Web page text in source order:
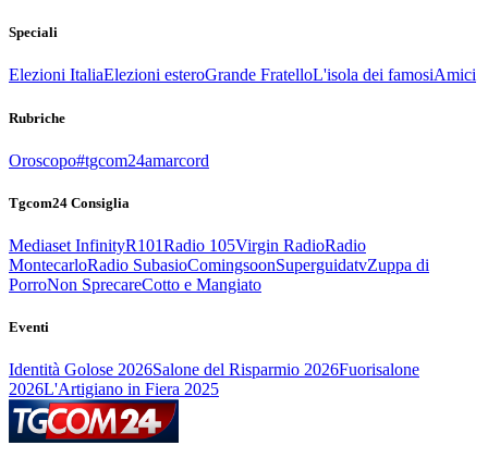
Speciali
Elezioni ItaliaElezioni esteroGrande FratelloL'isola dei famosiAmici
Rubriche
Oroscopo#tgcom24amarcord
Tgcom24 Consiglia
Mediaset InfinityR101Radio 105Virgin RadioRadio
MontecarloRadio SubasioComingsoonSuperguidatvZuppa di
PorroNon SprecareCotto e Mangiato
Eventi
Identità Golose 2026Salone del Risparmio 2026Fuorisalone
2026L'Artigiano in Fiera 2025